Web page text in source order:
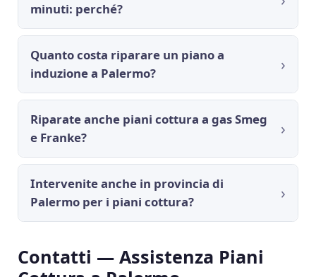
minuti: perché?
Quanto costa riparare un piano a
induzione a Palermo?
Riparate anche piani cottura a gas Smeg
e Franke?
Intervenite anche in provincia di
Palermo per i piani cottura?
Contatti — Assistenza Piani